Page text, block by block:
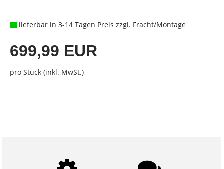
lieferbar in 3-14 Tagen Preis zzgl. Fracht/Montage
699,99 EUR
pro Stück (inkl. MwSt.)